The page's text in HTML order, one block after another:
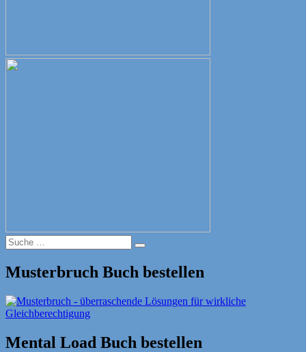
Suche
nach:
Suche
Musterbruch Buch bestellen
Mental Load Buch bestellen